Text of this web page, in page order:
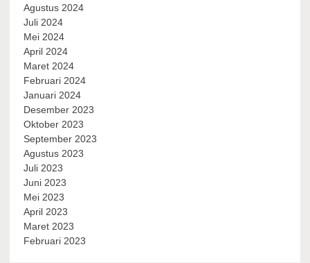
Agustus 2024
Juli 2024
Mei 2024
April 2024
Maret 2024
Februari 2024
Januari 2024
Desember 2023
Oktober 2023
September 2023
Agustus 2023
Juli 2023
Juni 2023
Mei 2023
April 2023
Maret 2023
Februari 2023